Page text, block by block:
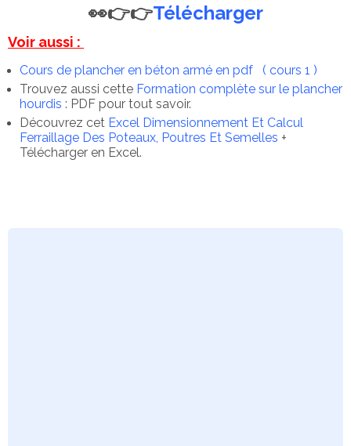
👀👉👉Télécharger
Voir aussi :
Cours de plancher en béton armé en pdf ( cours 1 )
Trouvez aussi cette Formation complète sur le plancher
hourdis : PDF pour tout savoir.
Découvrez cet Excel Dimensionnement Et Calcul
Ferraillage Des Poteaux, Poutres Et Semelles +
Télécharger en Excel.